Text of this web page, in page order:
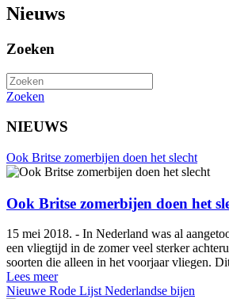
Nieuws
Zoeken
Zoeken
NIEUWS
Ook Britse zomerbijen doen het slecht
Ook Britse zomerbijen doen het
15 mei 2018. - In Nederland was al
een vliegtijd in de zomer veel sterker
soorten die alleen in het voorjaar vliegen.
Lees meer
Nieuwe Rode Lijst Nederlandse bijen